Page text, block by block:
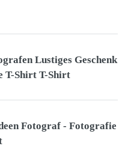
Lustiges Geschenk
T-Shirt T-Shirt
Fotograf - Fotografie